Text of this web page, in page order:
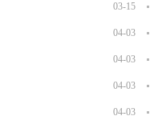
03-15
04-03
04-03
04-03
04-03